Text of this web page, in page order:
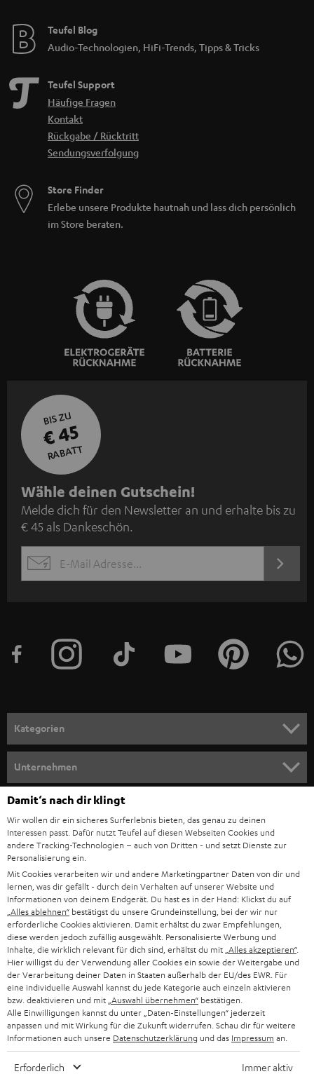
Teufel Blog
Audio-Technologien, HiFi-Trends, Tipps & Tricks
Teufel Support
Häufige Fragen
Kontakt
Rückgabe / Rücktritt
Sendungsverfolgung
Store Finder
Erlebe unsere Produkte hautnah und lass dich persönlich
im Store beraten.
BIS ZU
€ 45
RABATT
N
e
w
s
e
n
m
e
l
d
u
n
g
Wähle deinen Gutschein!
Melde dich für den Newsletter an und erhalte bis zu
€ 45 als Dankeschön.
EMAIL
JETZT
Kategorien
HEIMKINO-KOMPLETTANLAGEN
SOUNDBAR
STEREO
SMART HOME
BLUETOOTH-LAUTSPRECHER
KOPFHÖRER
BLUETOOTH-KOPFHÖRER
STEREOANLAGEN
LAUTSPRECHER
ULTIMA-SERIE
Unternehmen
SUPPORT
KARRIERE
PRESSE & MARKETING
GESCHÄFTSKUNDEN
PARTNERPROGRAMM
BLOG
NEWSLETTER
STORES
DEINE VORTEILE BEI TEUFEL
Teufel Onlineshops
DEUTSCHLAND
ÖSTERREICH
SCHWEIZ
NIEDERLANDE
BELGIEN
FRANKREICH
POLEN
Damit‘s nach dir klingt
Wir wollen dir ein sicheres Surferlebnis bieten, das genau zu deinen
Interessen passt. Dafür nutzt Teufel auf diesen Webseiten Cookies und
andere Tracking-Technologien – auch von Dritten - und setzt Dienste zur
Personalisierung ein.
Mit Cookies verarbeiten wir und andere Marketingpartner Daten von dir und
lernen, was dir gefällt - durch dein Verhalten auf unserer Website und
Informationen von deinem Endgerät. Du hast es in der Hand: Klickst du auf
„Alles ablehnen“ bestätigst du unsere Grundeinstellung, bei der wir nur
erforderliche Cookies aktivieren. Damit erhältst du zwar Empfehlungen,
diese werden jedoch zufällig ausgewählt. Personalisierte Werbung und
Inhalte, die wirklich relevant für dich sind, erhältst du mit „Alles akzeptieren“.
Hier willigst du der Verwendung aller Cookies ein sowie der Weitergabe und
der Verarbeitung deiner Daten in Staaten außerhalb der EU/des EWR. Für
eine individuelle Auswahl kannst du jede Kategorie auch einzeln aktivieren
bzw. deaktivieren und mit „Auswahl übernehmen“ bestätigen.
Alle Einwilligungen kannst du unter „Daten-Einstellungen“ jederzeit
anpassen und mit Wirkung für die Zukunft widerrufen. Schau dir für weitere
Informationen auch unsere Datenschutzerklärung und das Impressum an.
Erforderlich Immer aktiv